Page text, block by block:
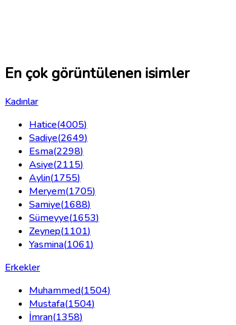
En çok görüntülenen isimler
Kadınlar
Hatice(4005)
Sadiye(2649)
Esma(2298)
Asiye(2115)
Aylin(1755)
Meryem(1705)
Samiye(1688)
Sümeyye(1653)
Zeynep(1101)
Yasmina(1061)
Erkekler
Muhammed(1504)
Mustafa(1504)
İmran(1358)